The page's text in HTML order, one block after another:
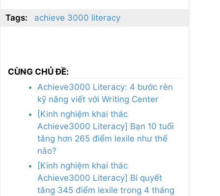
Tags: achieve 3000 literacy
CÙNG CHỦ ĐỀ:
Achieve3000 Literacy: 4 bước rèn
kỹ năng viết với Writing Center
[Kinh nghiệm khai thác
Achieve3000 Literacy] Bạn 10 tuổi
tăng hơn 265 điểm lexile như thế
nào?
[Kinh nghiệm khai thác
Achieve3000 Literacy] Bí quyết
tăng 345 điểm lexile trong 4 tháng